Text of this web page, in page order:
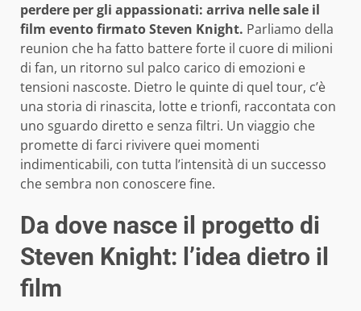
perdere per gli appassionati: arriva nelle sale il
film evento firmato Steven Knight. Parliamo della
reunion che ha fatto battere forte il cuore di milioni
di fan, un ritorno sul palco carico di emozioni e
tensioni nascoste. Dietro le quinte di quel tour, c’è
una storia di rinascita, lotte e trionfi, raccontata con
uno sguardo diretto e senza filtri. Un viaggio che
promette di farci rivivere quei momenti
indimenticabili, con tutta l’intensità di un successo
che sembra non conoscere fine.
Da dove nasce il progetto di
Steven Knight: l’idea dietro il
film